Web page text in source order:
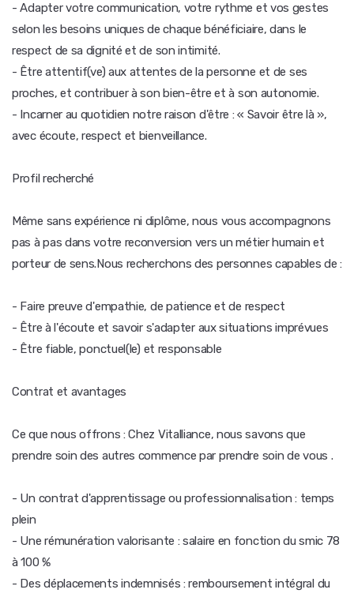
- Adapter votre communication, votre rythme et vos gestes
selon les besoins uniques de chaque bénéficiaire, dans le
respect de sa dignité et de son intimité.
- Être attentif(ve) aux attentes de la personne et de ses
proches, et contribuer à son bien-être et à son autonomie.
- Incarner au quotidien notre raison d'être : « Savoir être là »,
avec écoute, respect et bienveillance.
Profil recherché
Même sans expérience ni diplôme, nous vous accompagnons
pas à pas dans votre reconversion vers un métier humain et
porteur de sens.Nous recherchons des personnes capables de :
- Faire preuve d'empathie, de patience et de respect
- Être à l'écoute et savoir s'adapter aux situations imprévues
- Être fiable, ponctuel(le) et responsable
Contrat et avantages
Ce que nous offrons : Chez Vitalliance, nous savons que
prendre soin des autres commence par prendre soin de vous .
- Un contrat d'apprentissage ou professionnalisation : temps
plein
- Une rémunération valorisante : salaire en fonction du smic 78
à 100 %
- Des déplacements indemnisés : remboursement intégral du